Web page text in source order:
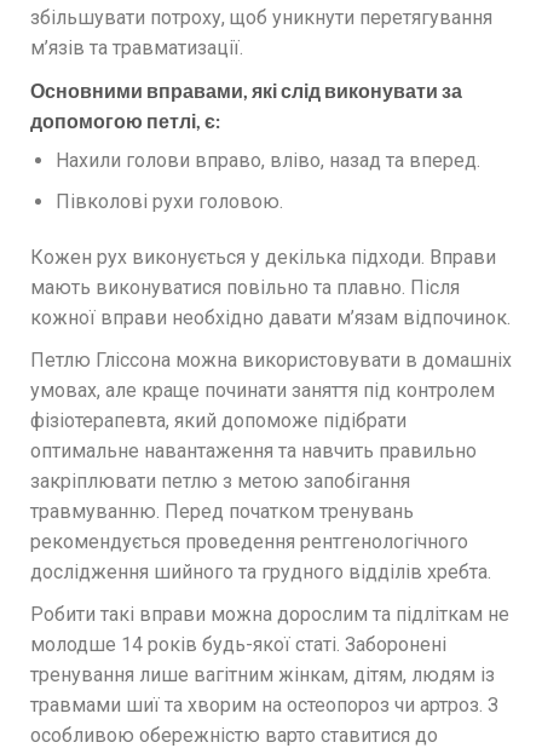
збільшувати потроху, щоб уникнути перетягування
м’язів та травматизації.
Основними вправами, які слід виконувати за
допомогою петлі, є:
Нахили голови вправо, вліво, назад та вперед.
Півколові рухи головою.
Кожен рух виконується у декілька підходи. Вправи
мають виконуватися повільно та плавно. Після
кожної вправи необхідно давати м’язам відпочинок.
Петлю Гліссона можна використовувати в домашніх
умовах, але краще починати заняття під контролем
фізіотерапевта, який допоможе підібрати
оптимальне навантаження та навчить правильно
закріплювати петлю з метою запобігання
травмуванню. Перед початком тренувань
рекомендується проведення рентгенологічного
дослідження шийного та грудного відділів хребта.
Робити такі вправи можна дорослим та підліткам не
молодше 14 років будь-якої статі. Заборонені
тренування лише вагітним жінкам, дітям, людям із
травмами шиї та хворим на остеопороз чи артроз. З
особливою обережністю варто ставитися до